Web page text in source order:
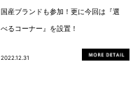
国産ブランドも参加！更に今回は『選
べるコーナー』を設置！
2022.12.31